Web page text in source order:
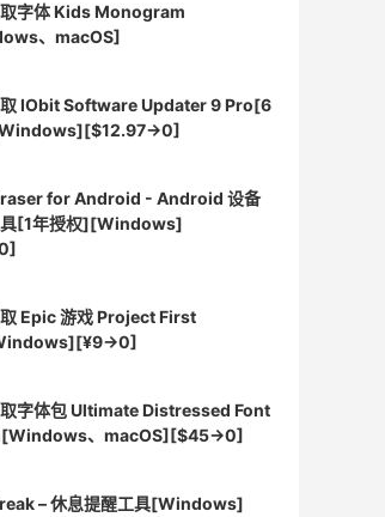
字体 Kids Monogram
、macOS]
取 IObit Software Updater 9 Pro[6
for Android - Android 设备
具[1年授权][Windows]
Epic 游戏 Project First
字体包 Ultimate Distressed Font
、macOS][$45→0]
– 休息提醒工具[Windows]